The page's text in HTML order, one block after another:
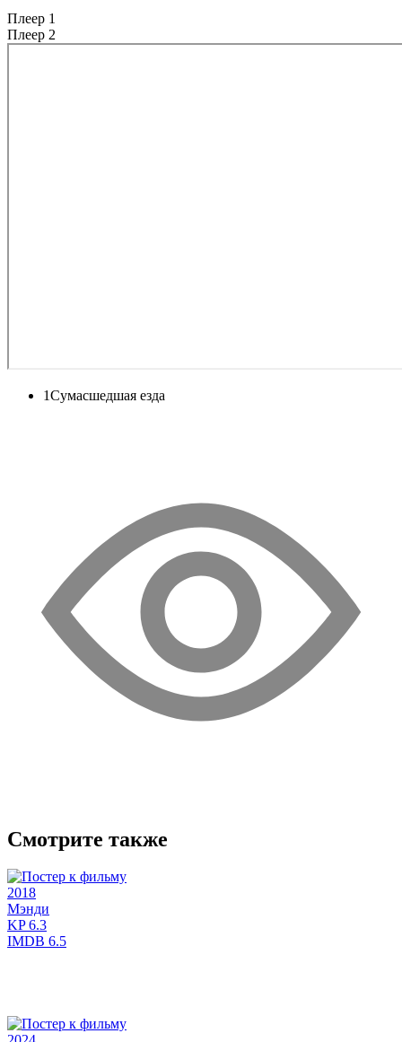
Плеер 1
Плеер 2
1Сумасшедшая езда
Смотрите также
2018
Мэнди
KP6.3
IMDB 6.5